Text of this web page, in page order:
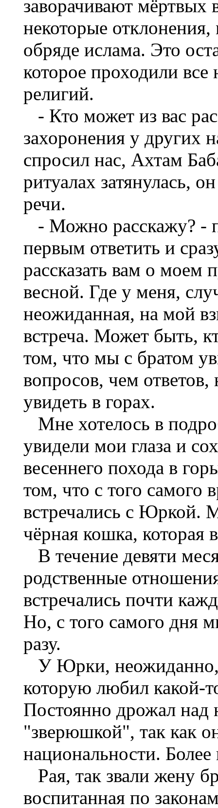
заворачивают мёртвых
некоторые
обряде ислама. Это
которое проходили
религий.
- Кто может из вас
захоронения у других
спросил нас, Ахтам
ритуалах затянулась,
речи.
- Можно расскажу? -
первым ответить и
рассказать вам о моем
весной. Где у меня,
неожиданная, на мой
встреча. Может быть,
том, что мы с братом
вопросов, чем
увидеть в горах.
Мне хотелось в
увидели мои глаза и
весеннего похода в
том, что с того
встречались с Юркой.
чёрная кошка, которая
В течение девяти
родственные
встречались почти
Но, с того самого дня
разу.
У Юрки, неожиданно,
которую любил какой-
Постоянно дрожал над
"зверюшкой", так как
национальности.
Рая, так звали жену
воспитанная по